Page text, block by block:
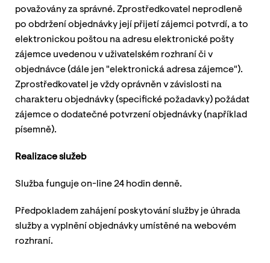
považovány za správné. Zprostředkovatel neprodleně
po obdržení objednávky její přijetí zájemci potvrdí, a to
elektronickou poštou na adresu elektronické pošty
zájemce uvedenou v uživatelském rozhraní či v
objednávce (dále jen "elektronická adresa zájemce").
Zprostředkovatel je vždy oprávněn v závislosti na
charakteru objednávky (specifické požadavky) požádat
zájemce o dodatečné potvrzení objednávky (například
písemně).
Realizace služeb
Služba funguje on-line 24 hodin denně.
Předpokladem zahájení poskytování služby je úhrada
služby a vyplnění objednávky umístěné na webovém
rozhraní.